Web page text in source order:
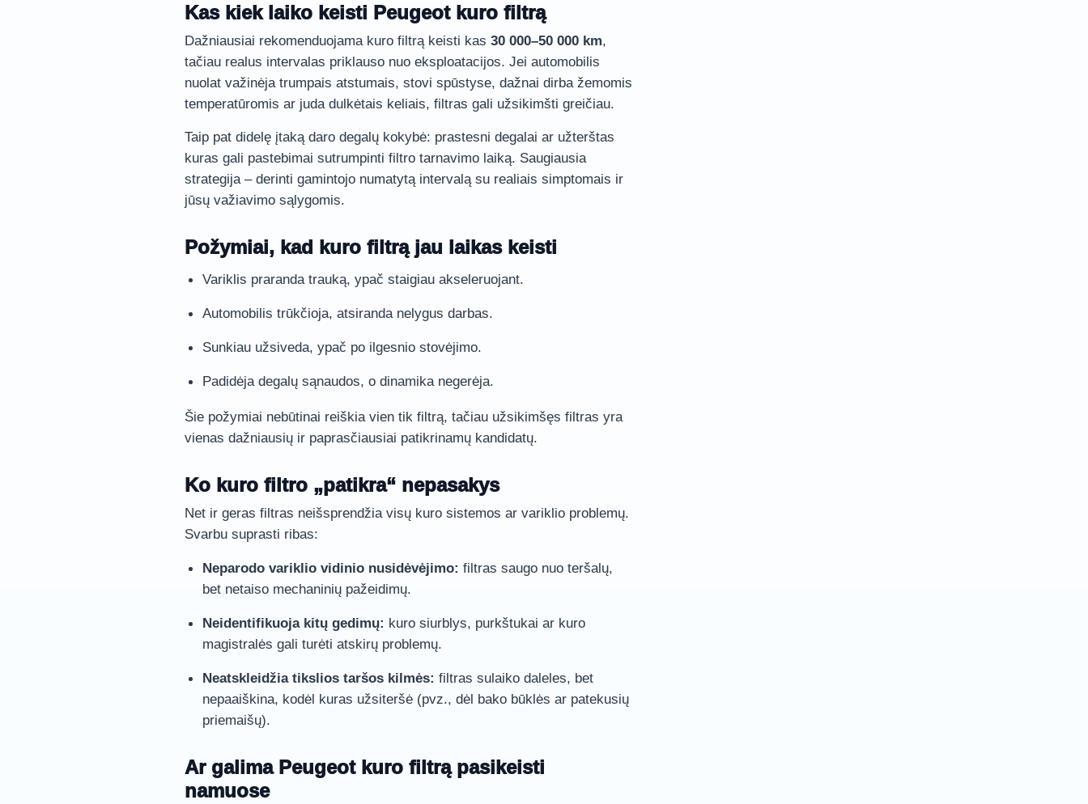
Kas kiek laiko keisti Peugeot kuro filtrą
Dažniausiai rekomenduojama kuro filtrą keisti kas 30 000–50 000 km,
tačiau realus intervalas priklauso nuo eksploatacijos. Jei automobilis
nuolat važinėja trumpais atstumais, stovi spūstyse, dažnai dirba žemomis
temperatūromis ar juda dulkėtais keliais, filtras gali užsikimšti greičiau.
Taip pat didelę įtaką daro degalų kokybė: prastesni degalai ar užterštas
kuras gali pastebimai sutrumpinti filtro tarnavimo laiką. Saugiausia
strategija – derinti gamintojo numatytą intervalą su realiais simptomais ir
jūsų važiavimo sąlygomis.
Požymiai, kad kuro filtrą jau laikas keisti
Variklis praranda trauką, ypač staigiau akseleruojant.
Automobilis trūkčioja, atsiranda nelygus darbas.
Sunkiau užsiveda, ypač po ilgesnio stovėjimo.
Padidėja degalų sąnaudos, o dinamika negerėja.
Šie požymiai nebūtinai reiškia vien tik filtrą, tačiau užsikimšęs filtras yra
vienas dažniausių ir paprasčiausiai patikrinamų kandidatų.
Ko kuro filtro „patikra“ nepasakys
Net ir geras filtras neišsprendžia visų kuro sistemos ar variklio problemų.
Svarbu suprasti ribas:
Neparodo variklio vidinio nusidėvėjimo: filtras saugo nuo teršalų,
bet netaiso mechaninių pažeidimų.
Neidentifikuoja kitų gedimų: kuro siurblys, purkštukai ar kuro
magistralės gali turėti atskirų problemų.
Neatskleidžia tikslios taršos kilmės: filtras sulaiko daleles, bet
nepaaiškina, kodėl kuras užsiteršė (pvz., dėl bako būklės ar patekusių
priemaišų).
Ar galima Peugeot kuro filtrą pasikeisti
namuose